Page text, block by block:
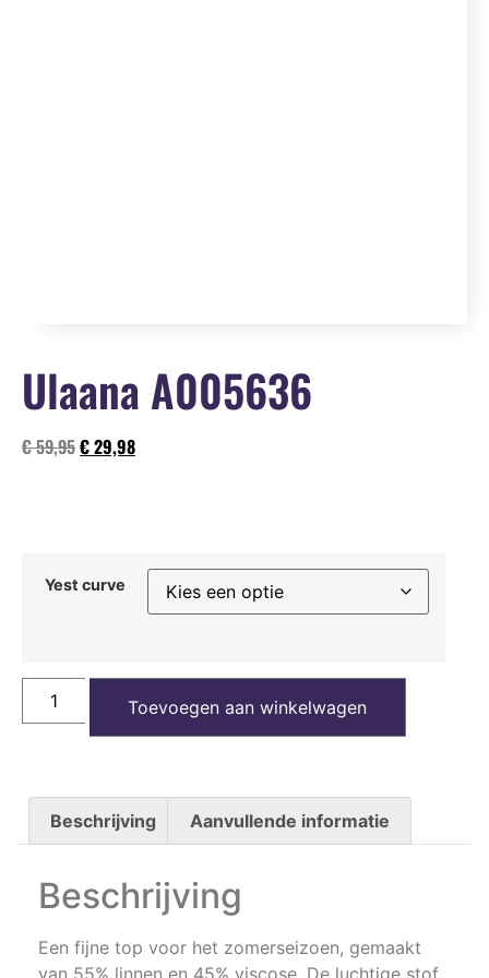
Ulaana A005636
€59,95€29,98
Yest curve
Toevoegen aan winkelwagen
Beschrijving Aanvullende informatie
Beschrijving
Een fijne top voor het zomerseizoen, gemaakt
van 55% linnen en 45% viscose. De luchtige stof